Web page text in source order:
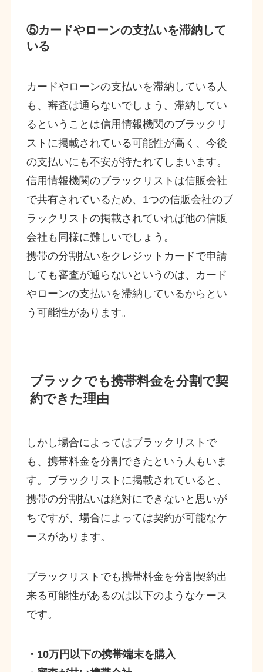
⑤カードやローンの支払いを滞納して
いる
カードやローンの支払いを滞納している人
も、審査は通らないでしょう。滞納してい
るということは信用情報機関のブラックリ
ストに掲載されている可能性が高く、今後
の支払いにも不安が持たれてしまいます。
信用情報機関のブラックリストは信販会社
で共有されているため、1つの信販会社のブ
ラックリストの掲載されていれば他の信販
会社も同様に難しいでしょう。
携帯の分割払いをクレジットカードで申請
しても審査が通らないというのは、カード
やローンの支払いを滞納しているからとい
う可能性があります。
ブラックでも携帯料金を分割で契
約できた理由
しかし場合によってはブラックリストで
も、携帯料金を分割できたという人もいま
す。ブラックリストに掲載されていると、
携帯の分割払いは絶対にできないと思いが
ちですが、場合によっては契約が可能なケ
ースがあります。
ブラックリストでも携帯料金を分割契約出
来る可能性があるのは以下のようなケース
です。
・10万円以下の携帯端末を購入